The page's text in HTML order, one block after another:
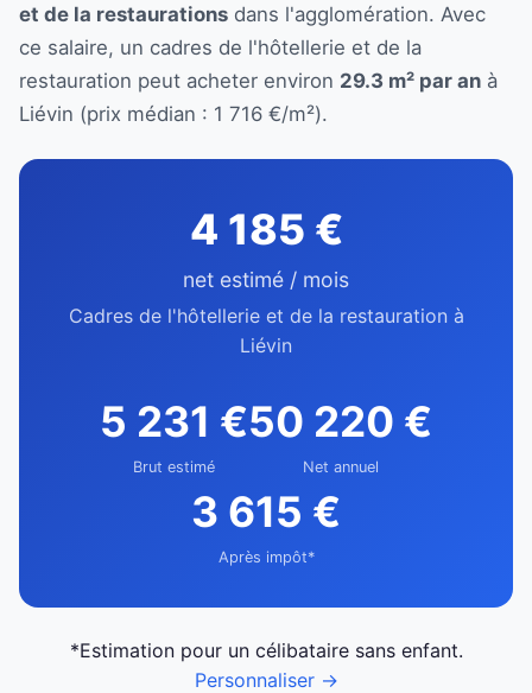
et de la restaurations dans l'agglomération. Avec
ce salaire, un cadres de l'hôtellerie et de la
restauration peut acheter environ 29.3 m² par an à
Liévin (prix médian : 1 716 €/m²).
4 185 €
net estimé / mois
Cadres de l'hôtellerie et de la restauration à
Liévin
5 231 €
Brut estimé
50 220 €
Net annuel
3 615 €
Après impôt*
*Estimation pour un célibataire sans enfant.
Personnaliser →